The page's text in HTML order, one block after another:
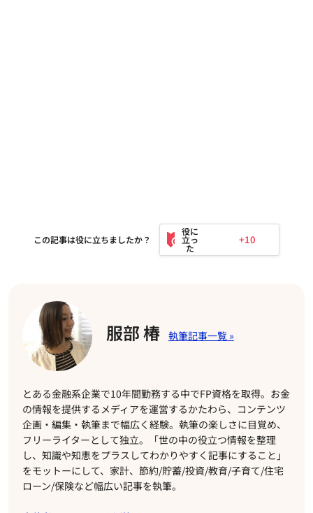
この記事は役に立ちましたか？ +10
服部 椿
とある金融系企業で10年間勤務する中でFP資格を取得。お金
の情報を提供するメディアを運営するかたわら、コンテンツ
企画・編集・執筆まで幅広く経験。執筆の楽しさに目覚め、
フリーライターとして独立。「世の中の役立つ情報を整理
し、知識や知恵をプラスしてわかりやすく記事にすること」
をモットーにして、家計、節約/貯蓄/投資/教育/子育て/住宅
ローン/保険など幅広い記事を執筆。